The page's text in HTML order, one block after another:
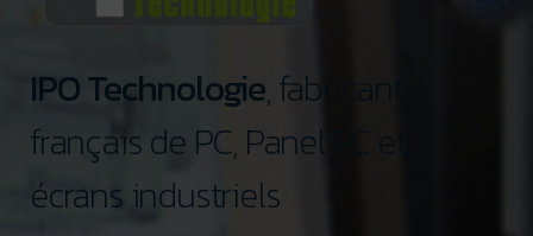
IPO Technologie, fabricant
français de PC, Panel PC et
écrans industriels